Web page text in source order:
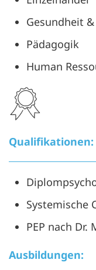
Gesundheit
Pädagogik
Human
Qualifikationen:
Systemische
PEP nach Dr.
Ausbildungen: